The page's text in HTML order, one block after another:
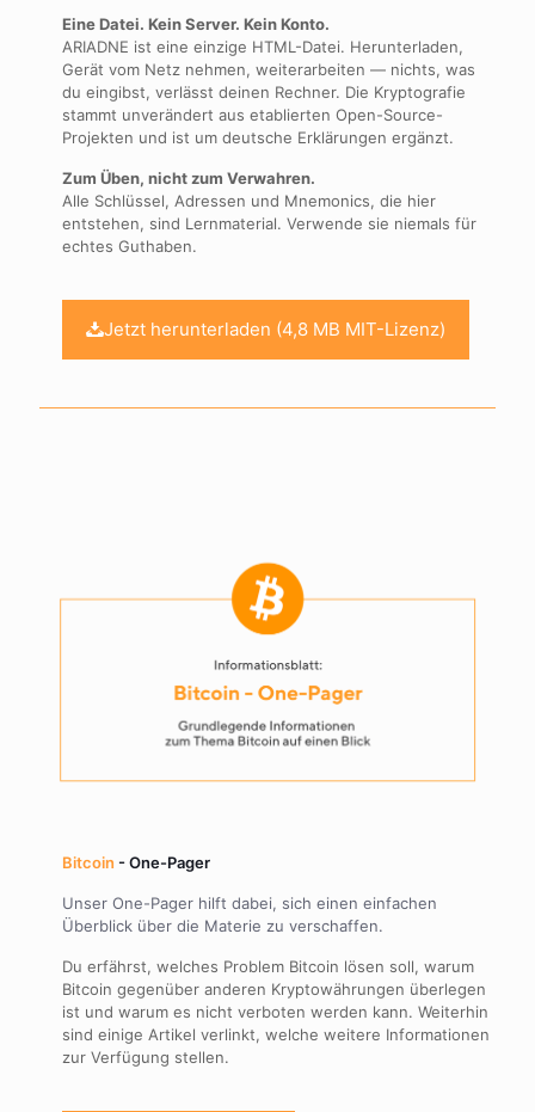
Eine Datei. Kein Server. Kein Konto.
ARIADNE ist eine einzige HTML-Datei. Herunterladen,
Gerät vom Netz nehmen, weiterarbeiten — nichts, was
du eingibst, verlässt deinen Rechner. Die Kryptografie
stammt unverändert aus etablierten Open-Source-
Projekten und ist um deutsche Erklärungen ergänzt.
Zum Üben, nicht zum Verwahren.
Alle Schlüssel, Adressen und Mnemonics, die hier
entstehen, sind Lernmaterial. Verwende sie niemals für
echtes Guthaben.
Jetzt herunterladen (4,8 MB MIT-Lizenz)
Bitcoin- One-Pager
Unser One-Pager hilft dabei, sich einen einfachen
Überblick über die Materie zu verschaffen.
Du erfährst, welches Problem Bitcoin lösen soll, warum
Bitcoin gegenüber anderen Kryptowährungen überlegen
ist und warum es nicht verboten werden kann. Weiterhin
sind einige Artikel verlinkt, welche weitere Informationen
zur Verfügung stellen.